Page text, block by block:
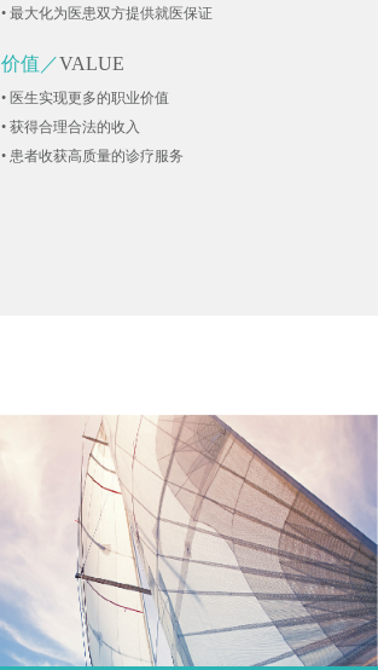
• 最大化为医患双方提供就医保证
价值／VALUE
• 医生实现更多的职业价值
• 获得合理合法的收入
• 患者收获高质量的诊疗服务